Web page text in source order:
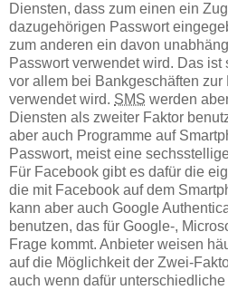
Diensten, dass zum einen ein
dazugehörigen Passwort
zum anderen ein davon
Passwort verwendet wird. Das ist
vor allem bei Bankgeschäften
verwendet wird. SMS werden
Diensten als zweiter Faktor
aber auch Programme auf
Passwort, meist eine
Für Facebook gibt es dafür die
die mit Facebook auf dem
kann aber auch Google
benutzen, das für Google-,
Frage kommt. Anbieter weisen
auf die Möglichkeit der Zwei-
auch wenn dafür